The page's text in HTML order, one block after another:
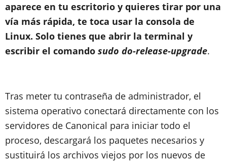
aparece en tu escritorio y quieres tirar por una
vía más rápida, te toca usar la consola de
Linux. Solo tienes que abrir la terminal y
escribir el comando sudo do-release-upgrade.
Tras meter tu contraseña de administrador, el
sistema operativo conectará directamente con los
servidores de Canonical para iniciar todo el
proceso, descargará los paquetes necesarios y
sustituirá los archivos viejos por los nuevos de